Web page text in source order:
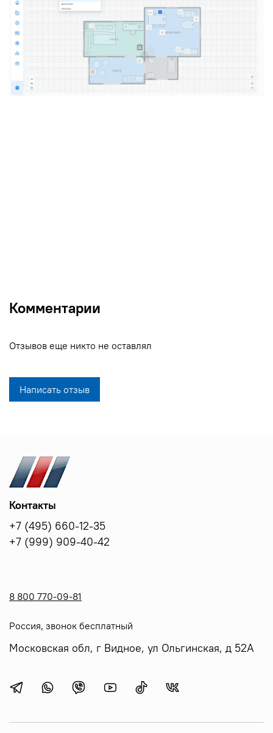
Комментарии
Отзывов еще никто не оставлял
Написать отзыв
Контакты
+7 (495) 660-12-35
+7 (999) 909-40-42
8 800 770-09-81
Россия, звонок бесплатный
Московская обл, г Видное, ул Ольгинская, д 52А